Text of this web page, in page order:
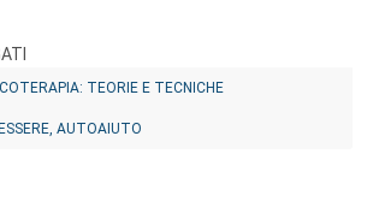
TEORIE E TECNICHE
AUTOAIUTO